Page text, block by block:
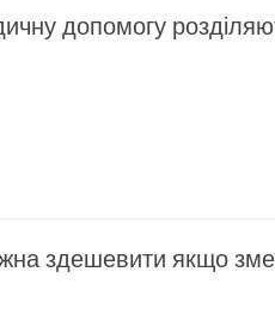
допомогу
здешевити якщо